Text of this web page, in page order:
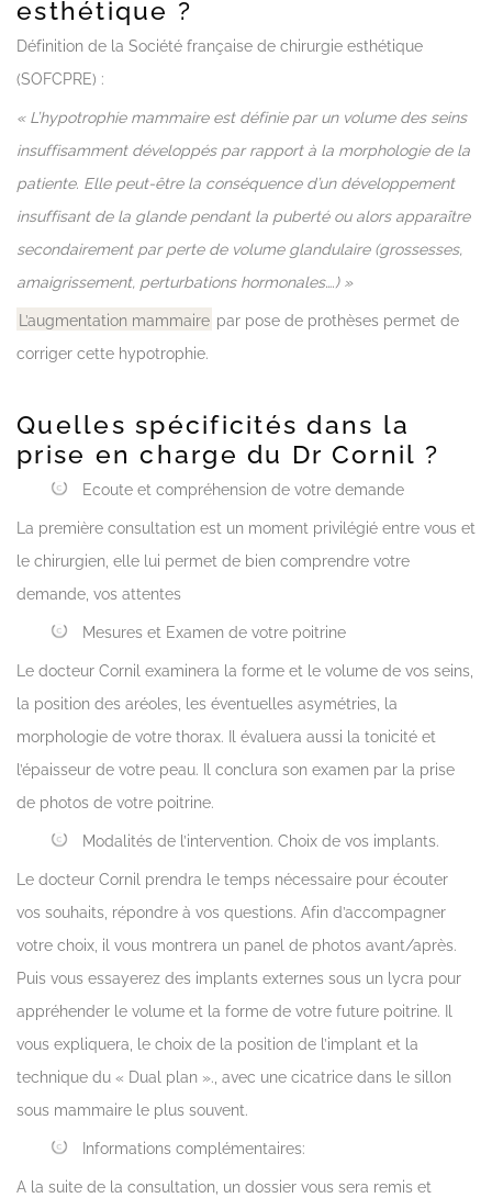
esthétique ?
Définition de la Société française de chirurgie esthétique
(SOFCPRE) :
« L’hypotrophie mammaire est définie par un volume des seins
insuffisamment développés par rapport à la morphologie de la
patiente. Elle peut-être la conséquence d’un développement
insuffisant de la glande pendant la puberté ou alors apparaître
secondairement par perte de volume glandulaire (grossesses,
amaigrissement, perturbations hormonales….) »
L’augmentation mammaire par pose de prothèses permet de
corriger cette hypotrophie.
Quelles spécificités dans la
prise en charge du Dr Cornil ?
Ecoute et compréhension de votre demande
La première consultation est un moment privilégié entre vous et
le chirurgien, elle lui permet de bien comprendre votre
demande, vos attentes
Mesures et Examen de votre poitrine
Le docteur Cornil examinera la forme et le volume de vos seins,
la position des aréoles, les éventuelles asymétries, la
morphologie de votre thorax. Il évaluera aussi la tonicité et
l’épaisseur de votre peau. Il conclura son examen par la prise
de photos de votre poitrine.
Modalités de l’intervention. Choix de vos implants.
Le docteur Cornil prendra le temps nécessaire pour écouter
vos souhaits, répondre à vos questions. Afin d’accompagner
votre choix, il vous montrera un panel de photos avant/après.
Puis vous essayerez des implants externes sous un lycra pour
appréhender le volume et la forme de votre future poitrine. Il
vous expliquera, le choix de la position de l’implant et la
technique du « Dual plan »., avec une cicatrice dans le sillon
sous mammaire le plus souvent.
Informations complémentaires:
A la suite de la consultation, un dossier vous sera remis et